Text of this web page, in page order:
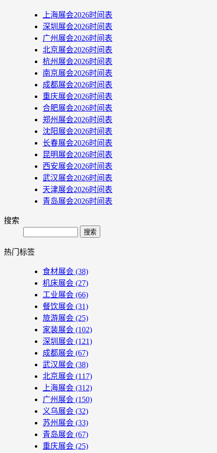
上海展会2026时间表
深圳展会2026时间表
广州展会2026时间表
北京展会2026时间表
杭州展会2026时间表
南京展会2026时间表
成都展会2026时间表
重庆展会2026时间表
合肥展会2026时间表
郑州展会2026时间表
沈阳展会2026时间表
长春展会2026时间表
昆明展会2026时间表
西安展会2026时间表
武汉展会2026时间表
天津展会2026时间表
青岛展会2026时间表
搜索
Search
热门标签
食材展会 (38)
机床展会 (27)
工业展会 (66)
餐饮展会 (31)
旅游展会 (25)
家装展会 (102)
深圳展会 (121)
成都展会 (67)
武汉展会 (38)
北京展会 (117)
上海展会 (312)
广州展会 (150)
义乌展会 (32)
苏州展会 (33)
青岛展会 (67)
重庆展会 (25)